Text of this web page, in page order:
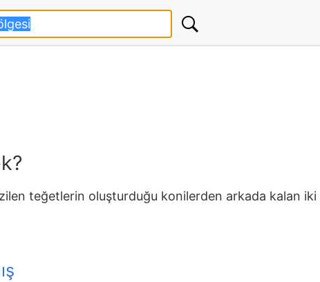
teğetlerin oluşturduğu konilerden arkada kalan